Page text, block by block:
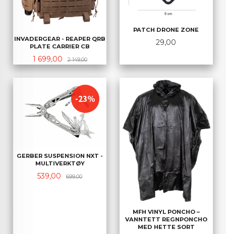
INVADERGEAR - REAPER QRB
PLATE CARRIER CB
Tilbud
1 699,00 2 149,00Rabatt
PATCH DRONE ZONE
Pris
29,00
GERBER SUSPENSION NXT -
MULTIVERKTØY
Tilbud
539,00 699,00Rabatt
-23%
MFH VINYL PONCHO –
VANNTETT REGNPONCHO
MED HETTE SORT